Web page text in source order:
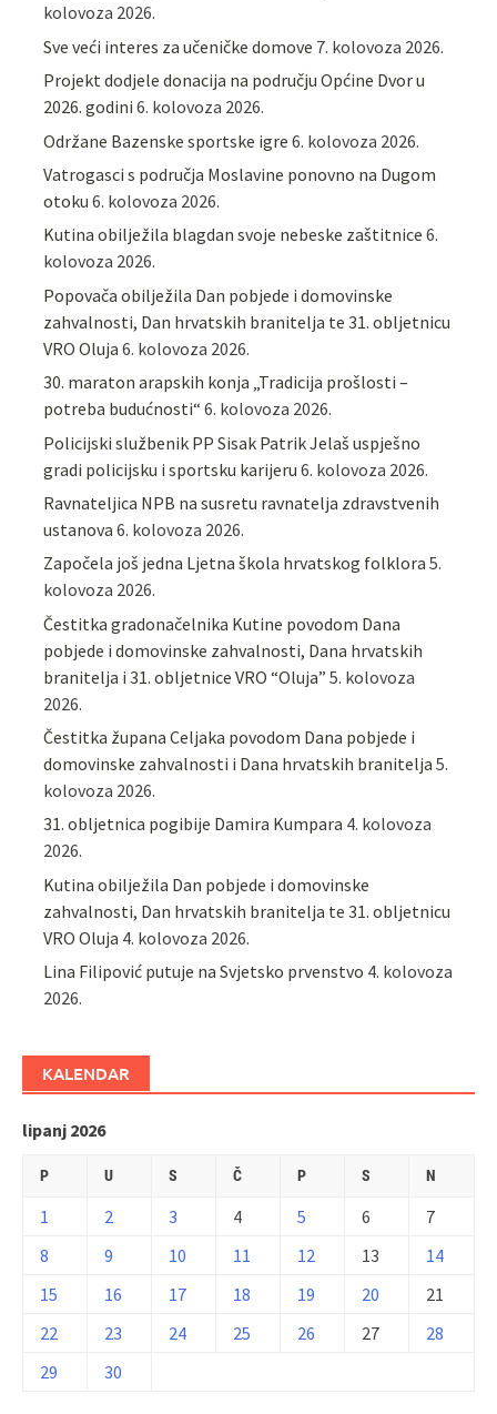
kolovoza 2026.
Sve veći interes za učeničke domove 7. kolovoza 2026.
Projekt dodjele donacija na području Općine Dvor u
2026. godini 6. kolovoza 2026.
Održane Bazenske sportske igre 6. kolovoza 2026.
Vatrogasci s područja Moslavine ponovno na Dugom
otoku 6. kolovoza 2026.
Kutina obilježila blagdan svoje nebeske zaštitnice 6.
kolovoza 2026.
Popovača obilježila Dan pobjede i domovinske
zahvalnosti, Dan hrvatskih branitelja te 31. obljetnicu
VRO Oluja 6. kolovoza 2026.
30. maraton arapskih konja „Tradicija prošlosti –
potreba budućnosti“ 6. kolovoza 2026.
Policijski službenik PP Sisak Patrik Jelaš uspješno
gradi policijsku i sportsku karijeru 6. kolovoza 2026.
Ravnateljica NPB na susretu ravnatelja zdravstvenih
ustanova 6. kolovoza 2026.
Započela još jedna Ljetna škola hrvatskog folklora 5.
kolovoza 2026.
Čestitka gradonačelnika Kutine povodom Dana
pobjede i domovinske zahvalnosti, Dana hrvatskih
branitelja i 31. obljetnice VRO “Oluja” 5. kolovoza
2026.
Čestitka župana Celjaka povodom Dana pobjede i
domovinske zahvalnosti i Dana hrvatskih branitelja 5.
kolovoza 2026.
31. obljetnica pogibije Damira Kumpara 4. kolovoza
2026.
Kutina obilježila Dan pobjede i domovinske
zahvalnosti, Dan hrvatskih branitelja te 31. obljetnicu
VRO Oluja 4. kolovoza 2026.
Lina Filipović putuje na Svjetsko prvenstvo 4. kolovoza
2026.
KALENDAR
lipanj 2026
P U S Č P S N
1 2 3 4 5 6
7
8
9 10 11 12 13
14
15
16 17 18 19 20
21
22
23 24 25 26 27
28
29
30